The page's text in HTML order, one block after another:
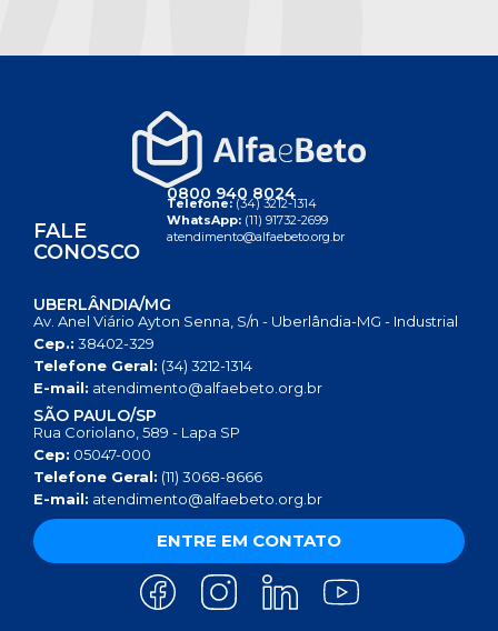
FALE
CONOSCO
0800 940 8024
Telefone:(34) 3212-1314
WhatsApp: (11) 91732-2699
atendimento@alfaebeto.org.br
UBERLÂNDIA/MG
Av. Anel Viário Ayton Senna, S/n - Uberlândia-MG - Industrial
Cep.: 38402-329
Telefone Geral: (34) 3212-1314
E-mail: atendimento@alfaebeto.org.br
SÃO PAULO/SP
Rua Coriolano, 589 - Lapa SP
Cep: 05047-000
Telefone Geral: (11) 3068-8666
E-mail: atendimento@alfaebeto.org.br
ENTRE EM CONTATO